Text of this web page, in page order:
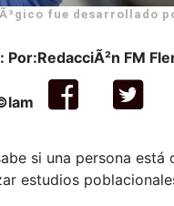
fue desarrollado
Por:RedacciÃ²n FM
si una persona
estudios